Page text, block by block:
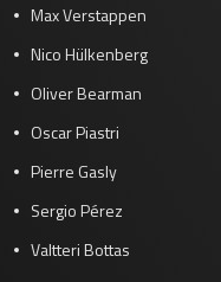
Max Verstappen
Nico Hülkenberg
Oliver Bearman
Oscar Piastri
Pierre Gasly
Sergio Pérez
Valtteri Bottas